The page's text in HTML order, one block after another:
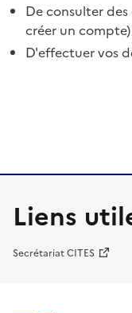
De consulter
créer un compte)
D'effectuer vos
Liens
Secrétariat CITES